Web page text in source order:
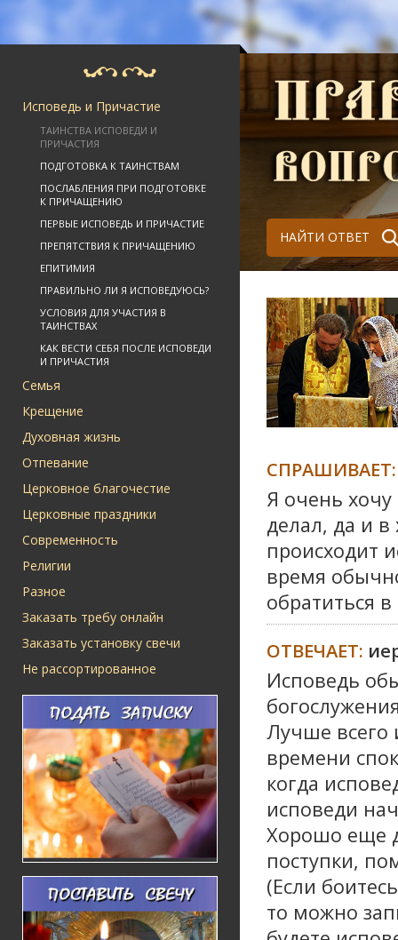
Исповедь и Причастие
ТАИНСТВА ИСПОВЕДИ И
ПРИЧАСТИЯ
ПОДГОТОВКА К ТАИНСТВАМ
ПОСЛАБЛЕНИЯ ПРИ ПОДГОТОВКЕ
К ПРИЧАЩЕНИЮ
ПЕРВЫЕ ИСПОВЕДЬ И ПРИЧАСТИЕ
ПРЕПЯТСТВИЯ К ПРИЧАЩЕНИЮ
ЕПИТИМИЯ
ПРАВИЛЬНО ЛИ Я ИСПОВЕДУЮСЬ?
УСЛОВИЯ ДЛЯ УЧАСТИЯ В
ТАИНСТВАХ
КАК ВЕСТИ СЕБЯ ПОСЛЕ ИСПОВЕДИ
И ПРИЧАСТИЯ
Семья
Крещение
Духовная жизнь
Отпевание
Церковное благочестие
Церковные праздники
Современность
Религии
Разное
Заказать требу онлайн
Заказать установку свечи
Не рассортированное
НАЙТИ ОТВЕТ
СПРАШИВАЕТ:
Я очень хочу
делал, да и в
происходит
время
обратиться
ОТВЕЧАЕТ:
Исповедь
Лучше всего
времени
когда
исповеди
Хорошо еще
поступки,
(Если
то можно